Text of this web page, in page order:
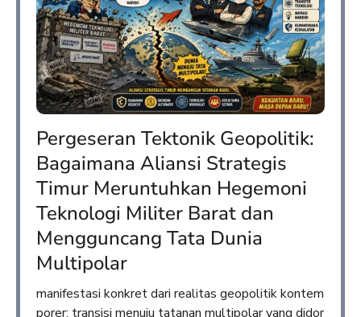
Pergeseran Tektonik Geopolitik:
Bagaimana Aliansi Strategis
Timur Meruntuhkan Hegemoni
Teknologi Militer Barat dan
Mengguncang Tata Dunia
Multipolar
manifestasi konkret dari realitas geopolitik kontem
porer: transisi menuju tatanan multipolar yang didor